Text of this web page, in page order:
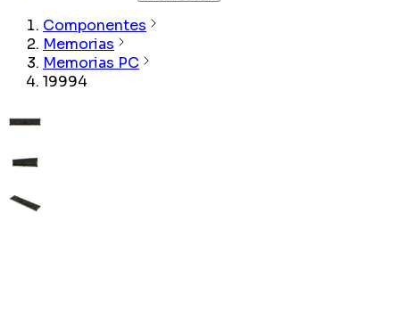
Componentes
Memorias
Memorias PC
19994